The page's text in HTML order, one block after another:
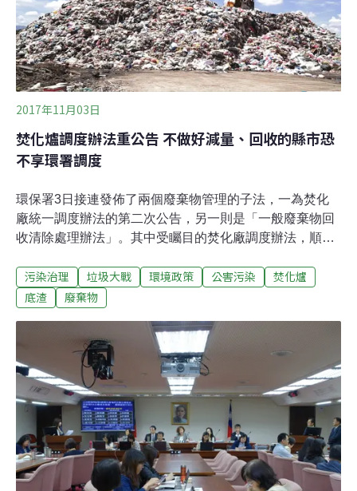
化爐每年均需排定歲修期間或因機械老舊故障停爐，部分
垃圾暫時堆置掩埋場或轉運站，等待正常運轉才進廠焚化
處理，其實算是正常的現象；甚至有部分縣市暫存的垃圾
數量更多，何況目前雲林的垃圾是暫置在焚化廠，並非代
燒縣市不願處理。吳盛忠反駁說，若是其他縣市不願代
燒，那麼遭暫置的垃圾也不可能是這樣的數量而已，他強
2017年11月03日
焚化爐調度辦法重公告 不做好減量、回收的縣市恐
不享環署調度
環保署3日接連發佈了兩個廢棄物管理的子法，一為焚化
廠統一調度辦法的第二次公告，另一則是「一般廢棄物回
收清除處理辦法」。其中受矚目的焚化廠調度辦法，順利
廢棄物清除處理設施統一調度辦法》曾在7月曾經第一次
公告，不過由於焚化爐底渣的去處問題，在第一場由縣市
便收回重擬，上月中署長李應元在立院爭取預算解凍時，
承諾將在10月底再次交出草案。此次重新公告的草案，環
署將法規名稱改為《現有大型焚化廠統一調度辦法》，開
宗明義就是限縮調度範圍，原本包括掩埋場、焚化廠等現
有廢棄物處理設施，修為只針對焚化廠。而關於焚化爐底
渣的部分，原先環署打算訂出代燒垃圾的兩縣市之間的回
運比率，但也成為反彈最大的部分，如同先前李應元所預
告的，將取消由中央出面訂定，而改由申請調度機關及被
調度機關自行協商。過去高雄市府以處理垃圾與運回
污染治理 垃圾大戰 環境政策 公害污染
焚化爐
底渣
廢棄物